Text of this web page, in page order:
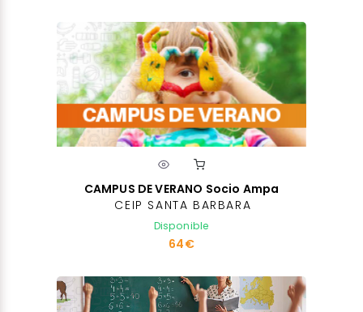
CAMPUS DE VERANO Socio Ampa
CEIP SANTA BARBARA
Disponible
64€